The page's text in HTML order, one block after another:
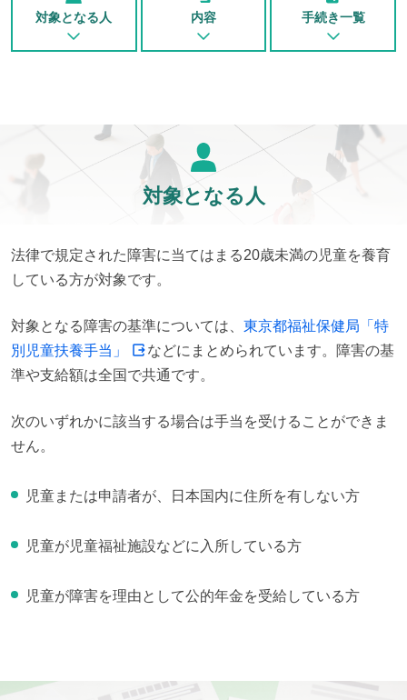
対象となる人 内容 手続き一覧
対象となる人
法律で規定された障害に当てはまる20歳未満の児童を養育
している方が対象です。
対象となる障害の基準については、 東京都福祉保健局「特
別児童扶養手当」
などにまとめられています。障害の基
準や支給額は全国で共通です。
次のいずれかに該当する場合は手当を受けることができま
せん。
児童または申請者が、日本国内に住所を有しない方
児童が児童福祉施設などに入所している方
児童が障害を理由として公的年金を受給している方